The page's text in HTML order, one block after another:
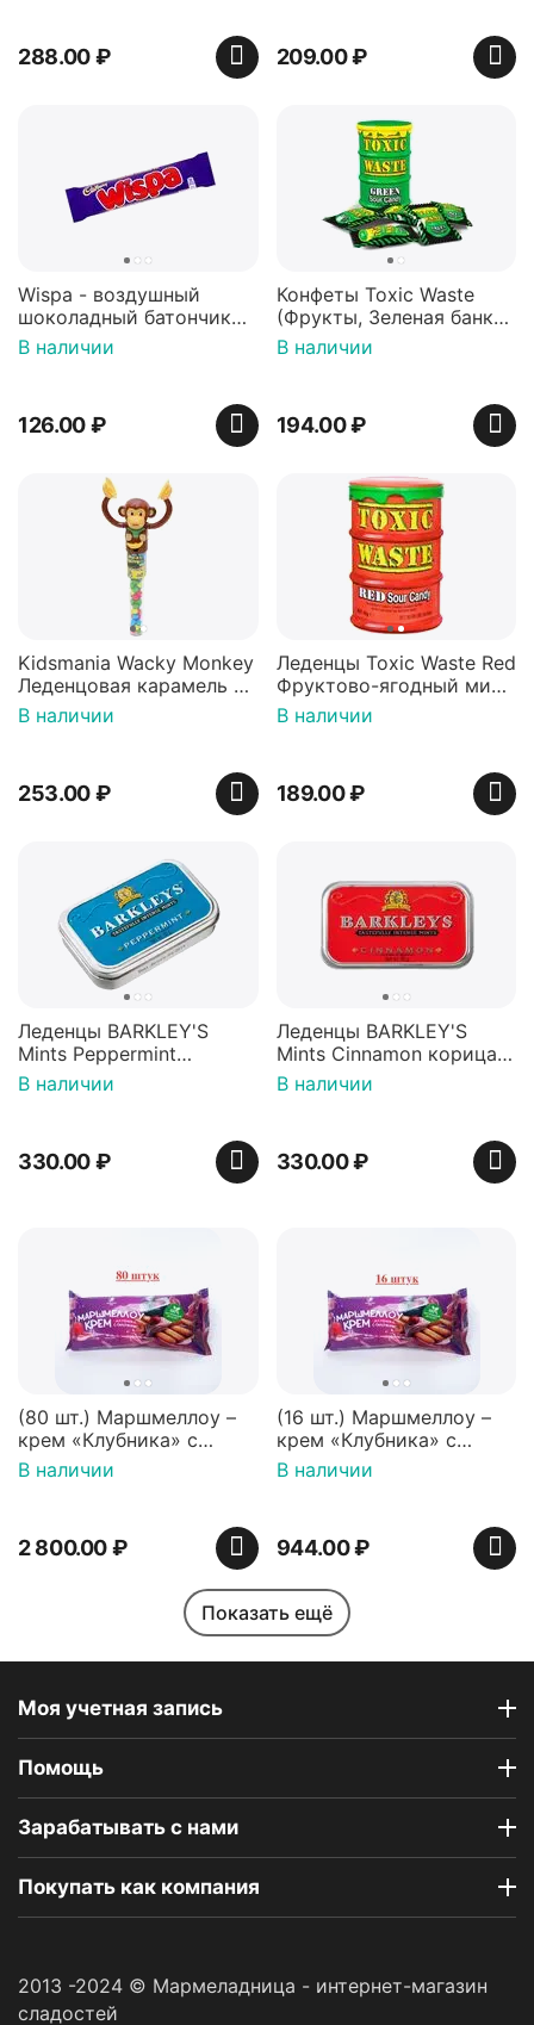
288.00₽ 209.00₽
Wispa - воздушный
шоколадный батончик
36 гр
В наличии
126.00₽
Конфеты Toxic Waste
(Фрукты, Зеленая банка,
42 гр).
В наличии
194.00₽
Kidsmania Wacky Monkey
Леденцовая карамель с
игрушкой Ваки Манки
12г, Китай
В наличии
253.00₽
Леденцы Toxic Waste Red
Фруктово-ягодный микс
Красная банка 42 г,
Пакистан
В наличии
189.00₽
Леденцы BARKLEY'S
Mints Peppermint
перечная мята 50г,
Нидерланды
В наличии
330.00₽
Леденцы BARKLEY'S
Mints Cinnamon корица
50г, Нидерланды
В наличии
330.00₽
(80 шт.) Маршмеллоу –
крем «Клубника» с
палочками (ТМ
«Зефирный Лео»)
В наличии
2 800.00₽
(16 шт.) Маршмеллоу –
крем «Клубника» с
палочками (ТМ
«Зефирный Лео»)
В наличии
944.00₽
Индийская сладость
(Soan cake), 250 г
В наличии
642.00₽ 1 890.00₽
Показать ещё
Моя учетная запись
Помощь
Зарабатывать с нами
Покупать как компания
2013 -2024 © Мармеладница - интернет-магазин
сладостей